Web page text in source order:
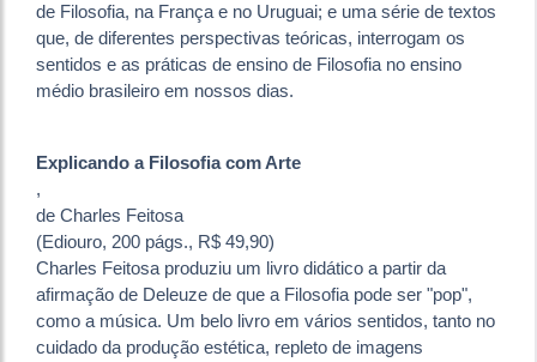
de Filosofia, na França e no Uruguai; e uma série de textos
que, de diferentes perspectivas teóricas, interrogam os
sentidos e as práticas de ensino de Filosofia no ensino
médio brasileiro em nossos dias.
Explicando a Filosofia com Arte
,
de Charles Feitosa
(Ediouro, 200 págs., R$ 49,90)
Charles Feitosa produziu um livro didático a partir da
afirmação de Deleuze de que a Filosofia pode ser "pop",
como a música. Um belo livro em vários sentidos, tanto no
cuidado da produção estética, repleto de imagens